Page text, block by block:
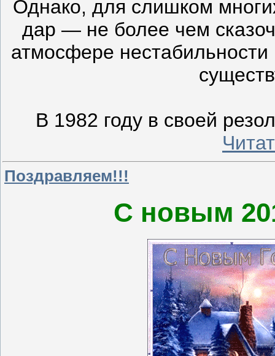
Однако, для слишком
дар — не более чем
атмосфере
В 1982 году в своей
Поздравляем!!!
С новым